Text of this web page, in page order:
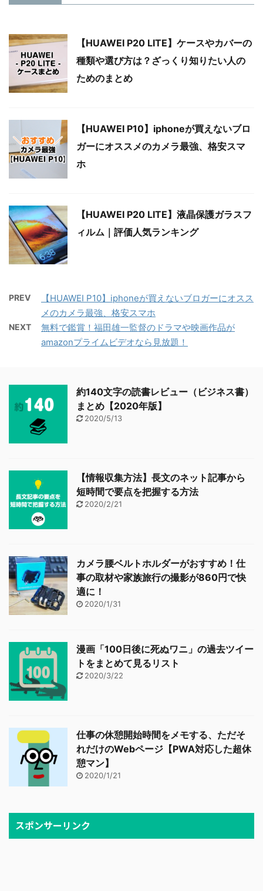
【HUAWEI P20 LITE】ケースやカバーの
種類や選び方は？ざっくり知りたい人の
ためのまとめ
【HUAWEI P10】iphoneが買えないブロ
ガーにオススメのカメラ最強、格安スマ
ホ
【HUAWEI P20 LITE】液晶保護ガラスフ
ィルム｜評価人気ランキング
PREV
【HUAWEI P10】iphoneが買えないブロガーにオスス
メのカメラ最強、格安スマホ
NEXT
無料で鑑賞！福田雄一監督のドラマや映画作品が
amazonプライムビデオなら見放題！
約140文字の読書レビュー（ビジネス書）
まとめ【2020年版】
2020/5/13
【情報収集方法】長文のネット記事から
短時間で要点を把握する方法
2020/2/21
カメラ腰ベルトホルダーがおすすめ！仕
事の取材や家族旅行の撮影が860円で快
適に！
2020/1/31
漫画「100日後に死ぬワニ」の過去ツイー
トをまとめて見るリスト
2020/3/22
仕事の休憩開始時間をメモする、ただそ
れだけのWebページ【PWA対応した超休
憩マン】
2020/1/21
スポンサーリンク